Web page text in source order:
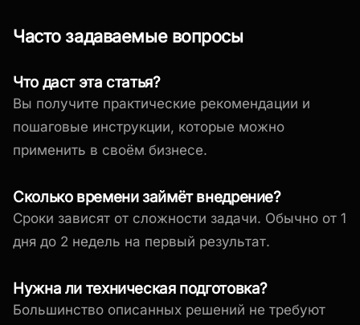
Часто задаваемые вопросы
Что даст эта статья?
Вы получите практические рекомендации и
пошаговые инструкции, которые можно
применить в своём бизнесе.
Сколько времени займёт внедрение?
Сроки зависят от сложности задачи. Обычно от 1
дня до 2 недель на первый результат.
Нужна ли техническая подготовка?
Большинство описанных решений не требуют